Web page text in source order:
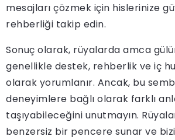
mesajları çözmek için hislerinize
rehberliği takip edin.
Sonuç olarak, rüyalarda amca
genellikle destek, rehberlik ve iç
olarak yorumlanır. Ancak, bu
deneyimlere bağlı olarak farklı
taşıyabileceğini unutmayın.
benzersiz bir pencere sunar ve